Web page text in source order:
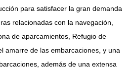
para satisfacer la gran demanda
relacionadas con la navegación,
de aparcamientos, Refugio de
amarre de las embarcaciones, y una
además de una extensa